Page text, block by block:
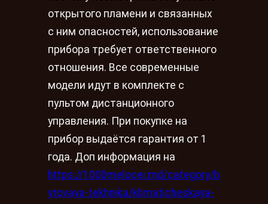
открытого пламени и связанных
с ним опасностей, использование
прибора требует ответственного
отношения. Все современные
модели идут в комплекте с
пультом дистанционного
управления. При покупке на
прибор выдаётся гарантия от 1
года. Доп информация на
https://1000melocei.md/category/b
ytovaya-tekhnika/klimaticheskaya-